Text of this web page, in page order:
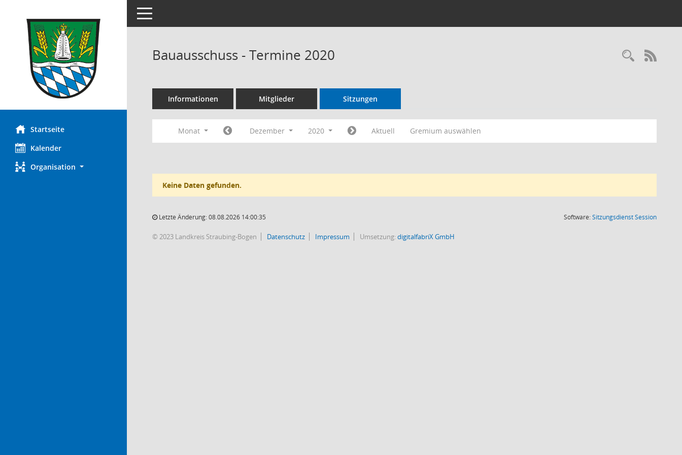
Startseite
Kalender
Organisation
Toggle navigation
Bauausschuss - Termine 2020
Informationen Mitglieder Sitzungen
Monat Dezember 2020 Aktuell Gremium auswählen
Keine Daten gefunden.
Letzte Änderung: 08.08.2026 14:00:35 Software:SitzungsdienstSession(Wird in
© 2023 Landkreis Straubing-Bogen Datenschutz Impressum Umsetzung:digitalfabriX GmbH